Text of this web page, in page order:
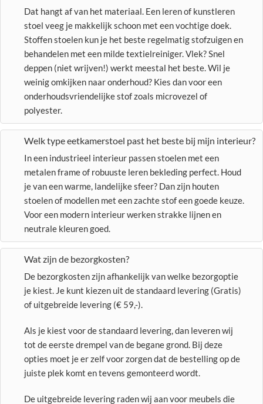
Dat hangt af van het materiaal. Een leren of kunstleren
stoel veeg je makkelijk schoon met een vochtige doek.
Stoffen stoelen kun je het beste regelmatig stofzuigen en
behandelen met een milde textielreiniger. Vlek? Snel
deppen (niet wrijven!) werkt meestal het beste. Wil je
weinig omkijken naar onderhoud? Kies dan voor een
onderhoudsvriendelijke stof zoals microvezel of
polyester.
Welk type eetkamerstoel past het beste bij mijn interieur?
In een industrieel interieur passen stoelen met een
metalen frame of robuuste leren bekleding perfect. Houd
je van een warme, landelijke sfeer? Dan zijn houten
stoelen of modellen met een zachte stof een goede keuze.
Voor een modern interieur werken strakke lijnen en
neutrale kleuren goed.
Wat zijn de bezorgkosten?
De bezorgkosten zijn afhankelijk van welke bezorgoptie
je kiest. Je kunt kiezen uit de standaard levering (Gratis)
of uitgebreide levering (€ 59,-).
Als je kiest voor de standaard levering, dan leveren wij
tot de eerste drempel van de begane grond. Bij deze
opties moet je er zelf voor zorgen dat de bestelling op de
juiste plek komt en tevens gemonteerd wordt.
De uitgebreide levering raden wij aan voor meubels die